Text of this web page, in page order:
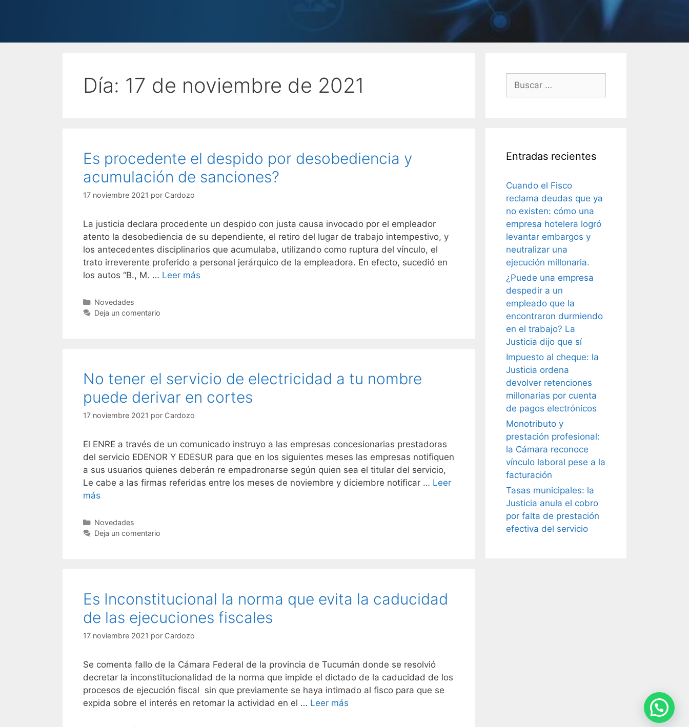
Día: 17 de noviembre de 2021
Es procedente el despido por desobediencia y
acumulación de sanciones?
17 noviembre 2021 por Cardozo
La justicia declara procedente un despido con justa causa invocado por el empleador
atento la desobediencia de su dependiente, el retiro del lugar de trabajo intempestivo, y
los antecedentes disciplinarios que acumulaba, utilizando como ruptura del vínculo, el
trato irreverente proferido a personal jerárquico de la empleadora. En efecto, sucedió en
los autos “B., M. … Leer más
Novedades
Deja un comentario
No tener el servicio de electricidad a tu nombre
puede derivar en cortes
17 noviembre 2021 por Cardozo
El ENRE a través de un comunicado instruyo a las empresas concesionarias prestadoras
del servicio EDENOR Y EDESUR para que en los siguientes meses las empresas notifiquen
a sus usuarios quienes deberán re empadronarse según quien sea el titular del servicio,
Le cabe a las firmas referidas entre los meses de noviembre y diciembre notificar … Leer
más
Novedades
Deja un comentario
Es Inconstitucional la norma que evita la caducidad
de las ejecuciones fiscales
17 noviembre 2021 por Cardozo
Se comenta fallo de la Cámara Federal de la provincia de Tucumán donde se resolvió
decretar la inconstitucionalidad de la norma que impide el dictado de la caducidad de los
procesos de ejecución fiscal sin que previamente se haya intimado al fisco para que se
expida sobre el interés en retomar la actividad en el … Leer más
Entradas recientes
Cuando el Fisco
reclama deudas que ya
no existen: cómo una
empresa hotelera logró
levantar embargos y
neutralizar una
ejecución millonaria.
¿Puede una empresa
despedir a un
empleado que la
encontraron durmiendo
en el trabajo? La
Justicia dijo que sí
Impuesto al cheque: la
Justicia ordena
devolver retenciones
millonarias por cuenta
de pagos electrónicos
Monotributo y
prestación profesional:
la Cámara reconoce
vínculo laboral pese a la
facturación
Tasas municipales: la
Justicia anula el cobro
por falta de prestación
efectiva del servicio